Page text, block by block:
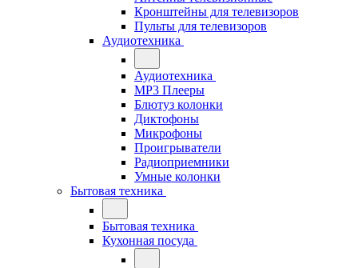
Кронштейны для телевизоров
Пульты для телевизоров
Аудиотехника
Аудиотехника
MP3 Плееры
Блютуз колонки
Диктофоны
Микрофоны
Проигрыватели
Радиоприемники
Умные колонки
Бытовая техника
Бытовая техника
Кухонная посуда